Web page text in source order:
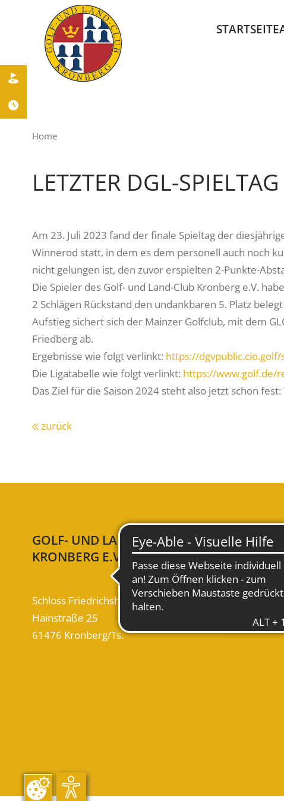
STARTSEITE


Home
LETZTER DGL-
Am 23. Juli 2023 fand der finale Spieltag der
Winnerod statt, in dem es dem personell auch noch
nicht gelungen ist, den zuvor erspielten 2-Punkte-
Die Spieler des Golf- und Land-Club Kronberg e.V.
2 Schlägen Rückstand den undankbaren 5. Platz
Aufstieg sichert sich der Mainzer Golfclub, mit dem
Friedberg ab.
Ergebnisse wie folgt verlinkt: https://
Die Ligatabelle wie folgt verlinkt: https://www.golf.de/
Das Ziel für die Saison 2024 steht also jetzt schon
zurück
GOLF- UND LAND-CLUB
KRONBERG E.V.
SO ERREICHEN SIE UNS
Schloss Friedrichshof
Hainstraße 25
61476 Kronberg/Ts.
KONTAKT
WIR SIND
Sekretariat
Tel. +49 (0)
info (at) gc-